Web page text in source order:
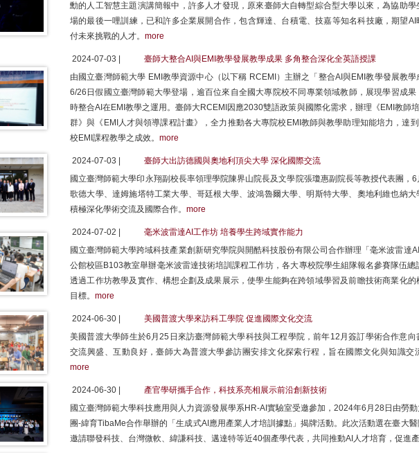
勳的人工智慧主題演講簡報中，許多人才發現，原來臺師大自轉型綜合型大學以來，為協助學
場的最後一哩訓練，已和許多企業展開合作，包含輝達、台積電、技嘉等知名科技廠，期望AI
付未來挑戰的人才。 more
2024-07-03 |
臺師大整合AI與EMI教學發展教學成果 多角整合深化全英語授課
由國立臺灣師範大學 EMI教學資源中心（以下稱 RCEMI）主辦之「整合AI與EMI教學發展教學
6/26日假國立臺灣師範大學登場，逾百位來自全國大專院校不同專業領域教師，展現學習成果
時整合AI在EMI教學之運用。臺師大RCEMI因應2030雙語政策與國際化需求，辦理《EMI教師培
群》與《EMI人才與領導課程計畫》，全力推動各大專院校EMI教師與教學助理知能培力，達到
校EMI課程教學之成效。 more
2024-07-03 |
臺師大出訪德國與奧地利頂尖大學 深化國際交流
國立臺灣師範大學印永翔副校長率領理學院陳界山院長及文學院張瓊惠副院長等教授代表團，6
歌德大學、達姆施塔特工業大學、哥廷根大學、波鴻魯爾大學、明斯特大學、奧地利維也納大
積極深化學術交流及國際合作。 more
2024-07-02 |
毫米波雷達AI工作坊 培養學生跨域實作能力
國立臺灣師範大學跨域科技產業創新研究學院與開酷科技股份有限公司合作辦理「毫米波雷達
公館校區B103教室舉辦毫米波雷達技術培訓課程工作坊，各大專校院學生組隊報名參賽隊伍總
透過工作坊教學及實作、構想企劃及成果展示，使學生能夠在跨領域學習及前瞻技術商業化的
目標。 more
2024-06-30 |
美國普渡大學來訪科工學院 促進國際文化交流
美國普渡大學師生於6月25日來訪臺灣師範大學科技與工程學院，前年12月簽訂學術合作意向
交流興盛、互動良好，臺師大為普渡大學參訪團安排文化探索行程，旨在國際文化與知識交
more
2024-06-30 |
產官學研攜手合作，科技系亮相展示前沿創新技術
國立臺灣師範大學科技應用與人力資源發展學系HR-AI實驗室受邀參加，2024年6月28日由勞動
團-緯育TibaMe合作舉辦的「生成式AI應用產業人才培訓據點」揭牌活動。此次活動選在臺大醫
邀請聯發科技、台灣微軟、緯謙科技、邁達特等近40個產學代表，共同推動AI人才培育，促進產